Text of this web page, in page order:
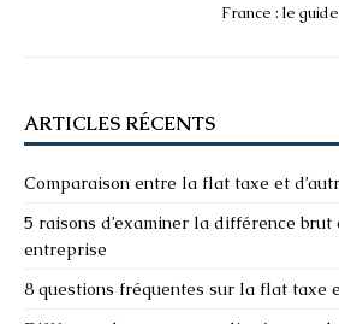
France : le
ARTICLES RÉCENTS
Comparaison entre la flat taxe et
5 raisons d’examiner la différence brut
entreprise
8 questions fréquentes sur la flat taxe